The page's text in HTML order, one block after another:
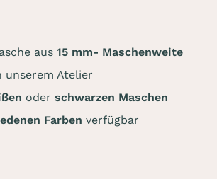
aus 15 mm- Maschenweite
unserem Atelier
oder schwarzen Maschen
Farben verfügbar